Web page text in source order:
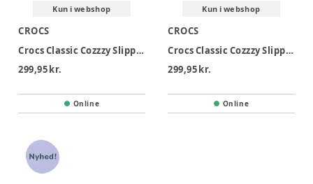
Kun i webshop
CROCS
Crocs Classic Cozzzy Slipper T - Stucco
299,95 kr.
Online
Kun i webshop
CROCS
Crocs Classic Cozzzy Slipper K - Stucco
299,95 kr.
Online